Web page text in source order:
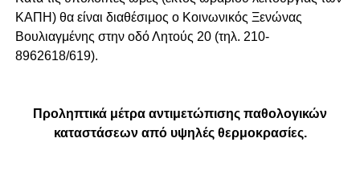
ΚΑΠΗ) θα είναι διαθέσιμος ο Κοινωνικός Ξενώνας
Βουλιαγμένης στην οδό Λητούς 20 (τηλ. 210-
8962618/619).
Προληπτικά μέτρα αντιμετώπισης παθολογικών
καταστάσεων από υψηλές θερμοκρασίες.